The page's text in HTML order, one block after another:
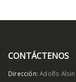
CONTÁCTENOS
Dirección: Adolfo